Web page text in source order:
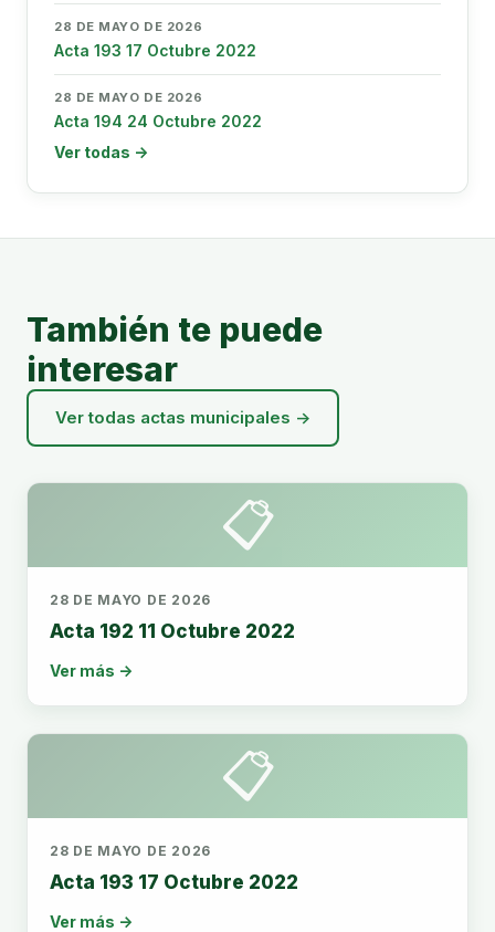
28 DE MAYO DE 2026
Acta 193 17 Octubre 2022
28 DE MAYO DE 2026
Acta 194 24 Octubre 2022
Ver todas →
También te puede
interesar
Ver todas actas municipales →
📋
28 DE MAYO DE 2026
Acta 192 11 Octubre 2022
Ver más →
📋
28 DE MAYO DE 2026
Acta 193 17 Octubre 2022
Ver más →